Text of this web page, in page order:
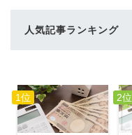
人気記事ランキング
1位 2位